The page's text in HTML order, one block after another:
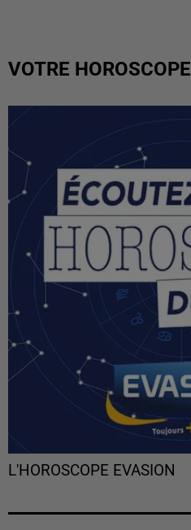
VOTRE HOROSCOPE
L'HOROSCOPE EVASION